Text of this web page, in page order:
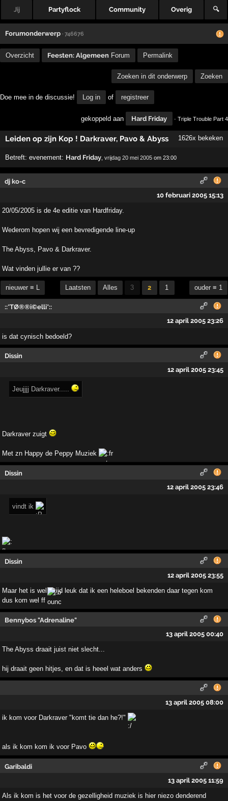
Jij Partyflock Community Overig 🔍
Forumonderwerp · 746676
Overzicht Feesten: Algemeen Forum Permalink
Zoeken in dit onderwerp Zoeken
Doe mee in de discussie! Log in of registreer
gekoppeld aan Hard Friday · Triple Trouble Part 4
Leiden op zijn Kop ! Darkraver, Pavo & Abyss 1626x bekeken
Betreft:evenement: Hard Friday ,vrijdag 20 mei 2005 om 23:00
dj ko-c
10 februari 2005 15:13
20/05/2005 is de 4e editie van Hardfriday.
Wederom hopen wij een bevredigende line-up
The Abyss, Pavo & Darkraver.
Wat vinden jullie er van ??
nieuwer ≡ L Laatsten Alles 3 2 1 ouder ≡ 1
::*TØ®®i©elli*::
12 april 2005 23:26
is dat cynisch bedoeld?
Dissin
12 april 2005 23:45
Jeujjjj Darkraver.....
Darkraver zuigt
Met zn Happy de Peppy Muziek
Dissin
12 april 2005 23:46
vindt ik
Dissin
12 april 2005 23:55
Maar het is wel altijd leuk dat ik een heleboel bekenden daar tegen kom
dus kom wel ff
Bennybos "Adrenaline"
13 april 2005 00:40
The Abyss draait juist niet slecht...
hij draait geen hitjes, en dat is heeel wat anders
13 april 2005 08:00
ik kom voor Darkraver "komt tie dan he?!"
als ik kom kom ik voor Pavo
Garibaldi
13 april 2005 11:59
Als ik kom is het voor de gezelligheid muziek is hier niezo denderend